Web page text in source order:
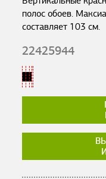
полос обоев.
составляет 103 см.
22425944